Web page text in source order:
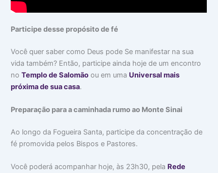
Participe desse propósito de fé
Você quer saber como Deus pode Se manifestar na sua
vida também? Então, participe ainda hoje de um encontro
noTemplo de Salomão ou em uma Universal mais
próxima de sua casa.
Preparação para a caminhada rumo ao Monte Sinai
Ao longo da Fogueira Santa, participe da concentração de
fé promovida pelos Bispos e Pastores.
Você poderá acompanhar hoje, às 23h30, pela Rede